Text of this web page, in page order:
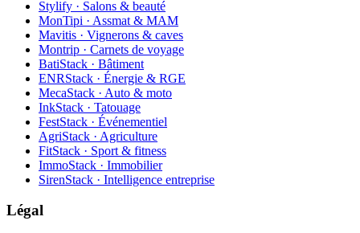
Stylify · Salons & beauté
MonTipi · Assmat & MAM
Mavitis · Vignerons & caves
Montrip · Carnets de voyage
BatiStack · Bâtiment
ENRStack · Énergie & RGE
MecaStack · Auto & moto
InkStack · Tatouage
FestStack · Événementiel
AgriStack · Agriculture
FitStack · Sport & fitness
ImmoStack · Immobilier
SirenStack · Intelligence entreprise
Légal